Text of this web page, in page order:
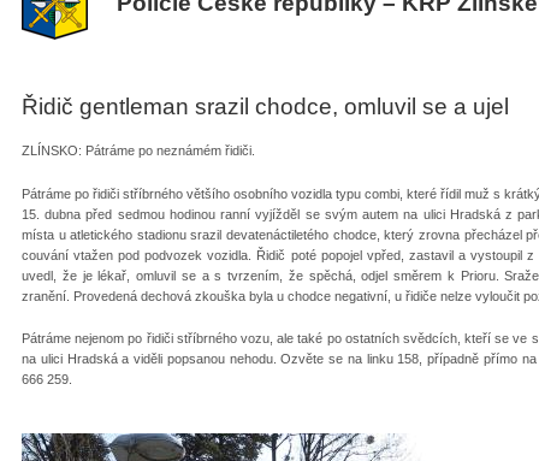
Řidič gentleman srazil chodce, omluvil se a ujel
ZLÍNSKO: Pátráme po neznámém řidiči.
Pátráme po řidiči stříbrného většího osobního vozidla typu combi, které řídil muž s
15. dubna před sedmou hodinou ranní vyjížděl se svým autem na ulici Hradská z
místa u atletického stadionu srazil devatenáctiletého chodce, který zrovna přecházel
couvání vtažen pod podvozek vozidla. Řidič poté popojel vpřed, zastavil a vystoupil
uvedl, že je lékař, omluvil se a s tvrzením, že spěchá, odjel směrem k Prioru.
zranění. Provedená dechová zkouška byla u chodce negativní, u řidiče nelze vyloučit
Pátráme nejenom po řidiči stříbrného vozu, ale také po ostatních svědcích, kteří se ve
na ulici Hradská a viděli popsanou nehodu. Ozvěte se na linku 158, případně přímo
666 259.